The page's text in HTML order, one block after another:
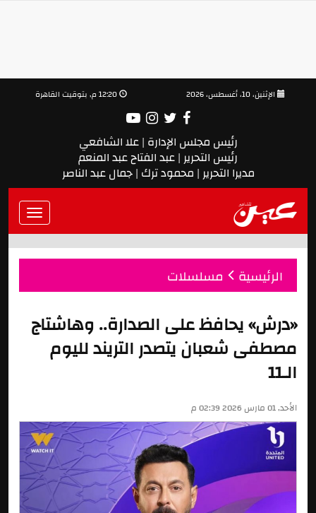
12:20 م, بتوقيت القاهرة
رئيس مجلس الإدارة | علا الشافعي
رئيس التحرير | عبد الفتاح عبد المنعم
مديرا التحرير | محمود ترك | جمال عبد الناصر
Toggle
الرئيسية مسلسلات
«درش» يحافظ على الصدارة.. وهاشتاج
مصطفى شعبان يتصدر التريند لليوم
الـ11
الأحد, 01 مارس 2026 02:39 م